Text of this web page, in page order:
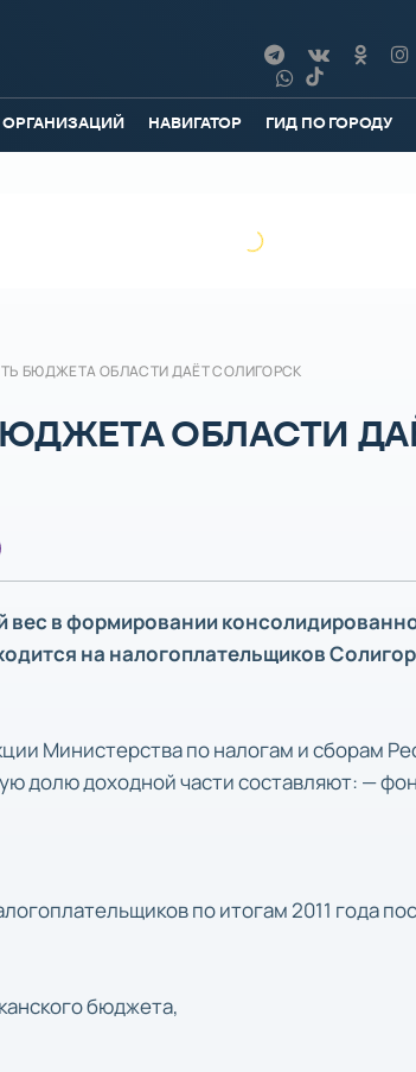
ОРГАНИЗАЦИЙ НАВИГАТОР ГИД ПО ГОРОДУ
БЮДЖЕТА ОБЛАСТИ ДАЁТ СОЛИГОРСК
ОБЛАСТИ
вес в формировании
на налогоплательщиков
Министерства по налогам и сборам
долю доходной части составляют: —
по итогам 2011 года
бюджета,